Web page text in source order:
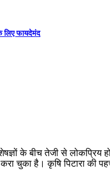
लिए फायदेमंद
के बीच तेजी से
करा चुका है। कृषि पिटारा की